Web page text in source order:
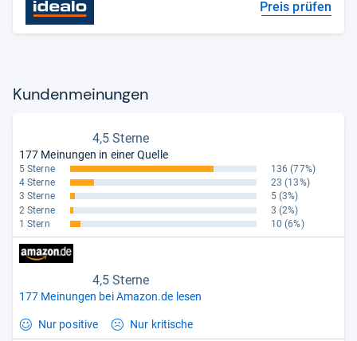
Preis prüfen
Kun­den­mei­nun­gen
4,5 Sterne
177 Meinungen in einer Quelle
5 Sterne 136 (77%)
4 Sterne
23 (13%)
3 Sterne
5 (3%)
2 Sterne
3 (2%)
1 Stern
10 (6%)
4,5 Sterne
177 Meinungen bei Amazon.de lesen
Nur positive Nur kritische